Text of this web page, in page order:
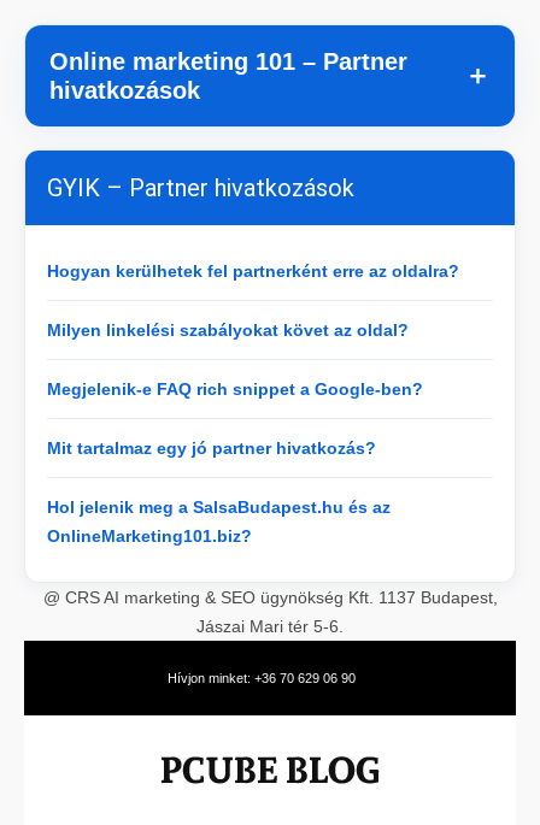
Online marketing 101 – Partner
hivatkozások
＋
GYIK – Partner hivatkozások
Hogyan kerülhetek fel partnerként erre az oldalra?
Milyen linkelési szabályokat követ az oldal?
Megjelenik-e FAQ rich snippet a Google-ben?
Mit tartalmaz egy jó partner hivatkozás?
Hol jelenik meg a SalsaBudapest.hu és az
OnlineMarketing101.biz?
@ CRS AI marketing & SEO ügynökség Kft. 1137 Budapest,
Jászai Mari tér 5-6.
Hívjon minket: +36 70 629 06 90